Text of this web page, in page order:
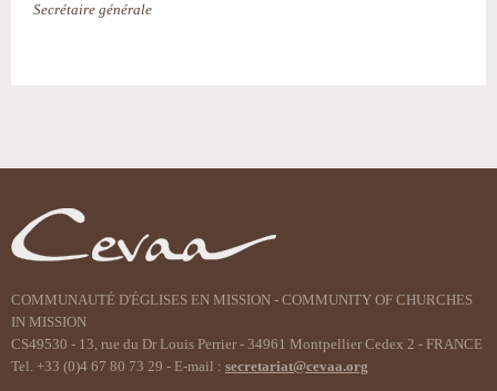
Secrétaire générale
document
COMMUNAUTÉ D'ÉGLISES EN MISSION - COMMUNITY OF CHURCHES
IN MISSION
CS49530 - 13, rue du Dr Louis Perrier - 34961 Montpellier Cedex 2 - FRANCE
Tel. +33 (0)4 67 80 73 29 - E-mail : secretariat@cevaa.org